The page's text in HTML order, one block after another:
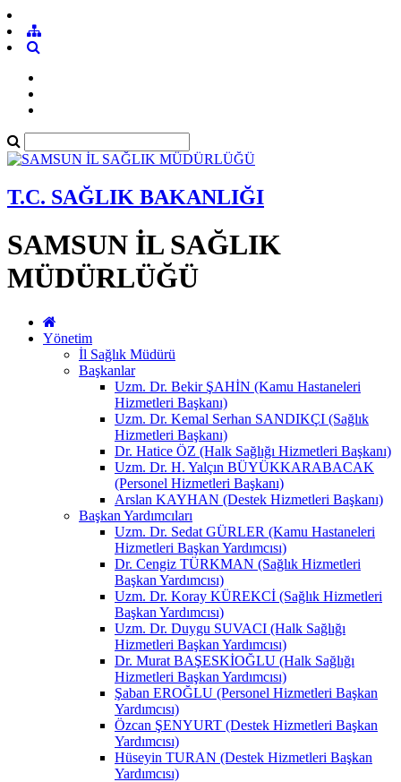
T.C. SAĞLIK BAKANLIĞI
SAMSUN İL SAĞLIK
MÜDÜRLÜĞÜ
Yönetim
İl Sağlık Müdürü
Başkanlar
Uzm. Dr. Bekir ŞAHİN (Kamu Hastaneleri
Hizmetleri Başkanı)
Uzm. Dr. Kemal Serhan SANDIKÇI (Sağlık
Hizmetleri Başkanı)
Dr. Hatice ÖZ (Halk Sağlığı Hizmetleri Başkanı)
Uzm. Dr. H. Yalçın BÜYÜKKARABACAK
(Personel Hizmetleri Başkanı)
Arslan KAYHAN (Destek Hizmetleri Başkanı)
Başkan Yardımcıları
Uzm. Dr. Sedat GÜRLER (Kamu Hastaneleri
Hizmetleri Başkan Yardımcısı)
Dr. Cengiz TÜRKMAN (Sağlık Hizmetleri
Başkan Yardımcısı)
Uzm. Dr. Koray KÜREKCİ (Sağlık Hizmetleri
Başkan Yardımcısı)
Uzm. Dr. Duygu SUVACI (Halk Sağlığı
Hizmetleri Başkan Yardımcısı)
Dr. Murat BAŞESKİOĞLU (Halk Sağlığı
Hizmetleri Başkan Yardımcısı)
Şaban EROĞLU (Personel Hizmetleri Başkan
Yardımcısı)
Özcan ŞENYURT (Destek Hizmetleri Başkan
Yardımcısı)
Hüseyin TURAN (Destek Hizmetleri Başkan
Yardımcısı)